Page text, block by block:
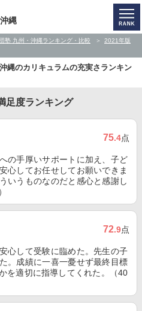
縄
塾 九州・沖縄ランキング・比較
2021年版
縄のカリキュラムの充実さランキン
足度ランキング
75.4点
の手厚いサポートに加え、子ど
心してお任せしてお願いできま
いうものなのだと感心と感謝し
72.9点
心して受験に臨めた。先生の子
。成績に一喜一憂せず最終目標
を適切に指導してくれた。（40